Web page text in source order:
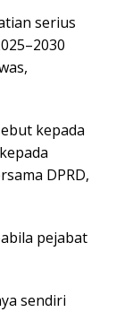
serius
kepada
DPRD,
pejabat
sendiri